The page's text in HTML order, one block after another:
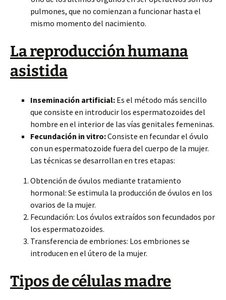
pulmones, que no comienzan a funcionar hasta el
mismo momento del nacimiento.
La reproducción humana
asistida
Inseminación artificial: Es el método más sencillo
que consiste en introducir los espermatozoides del
hombre en el interior de las vías genitales femeninas.
Fecundación in vitro:Consiste en fecundar el óvulo
con un espermatozoide fuera del cuerpo de la mujer.
Las técnicas se desarrollan en tres etapas:
Obtención de óvulos mediante tratamiento
hormonal: Se estimula la producción de óvulos en los
ovarios de la mujer.
Fecundación: Los óvulos extraídos son fecundados por
los espermatozoides.
Transferencia de embriones: Los embriones se
introducen en el útero de la mujer.
Tipos de células madre